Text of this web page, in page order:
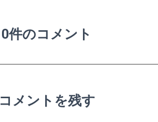
0件のコメント
コメントを残す